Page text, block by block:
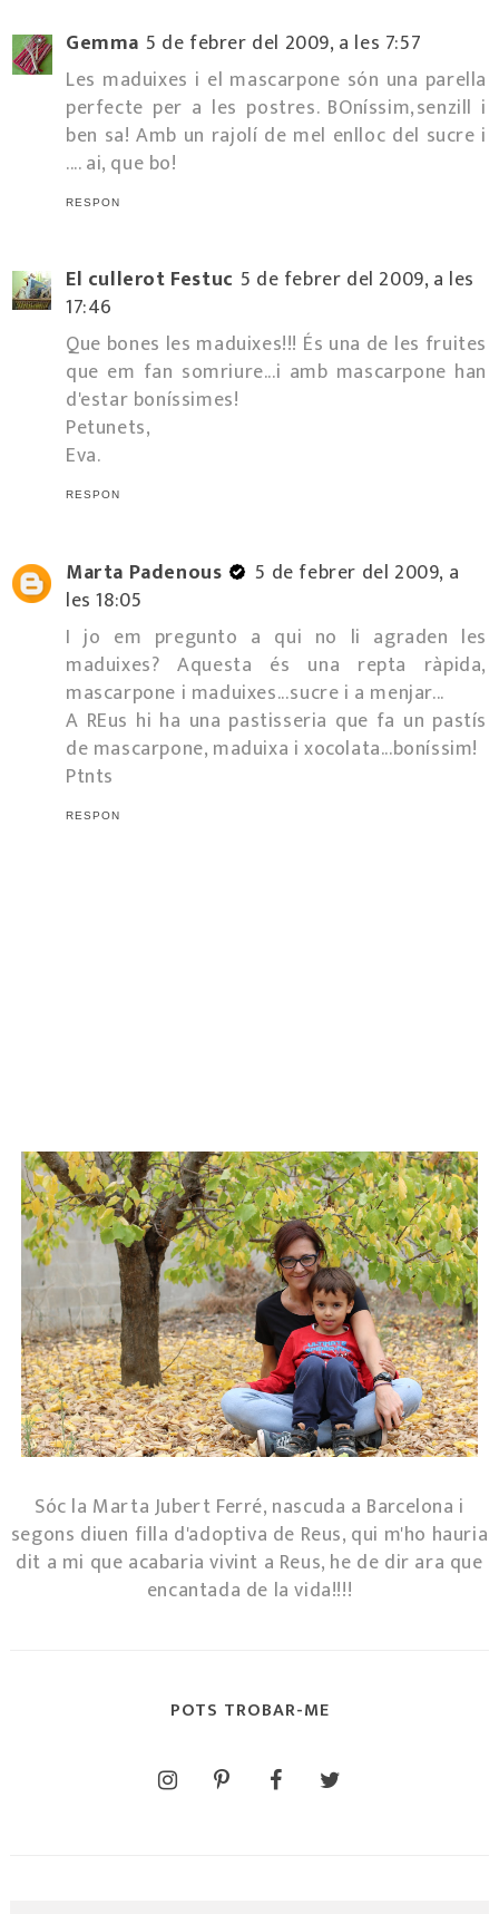
Gemma 5 de febrer del 2009, a les 7:57
Les maduixes i el mascarpone són una parella
perfecte per a les postres. BOníssim,senzill i
ben sa! Amb un rajolí de mel enlloc del sucre i
.... ai, que bo!
RESPON
El cullerot Festuc 5 de febrer del 2009, a les
17:46
Que bones les maduixes!!! És una de les fruites
que em fan somriure...i amb mascarpone han
d'estar boníssimes!
Petunets,
Eva.
RESPON
Marta Padenous
5 de febrer del 2009, a
les 18:05
I jo em pregunto a qui no li agraden les
maduixes? Aquesta és una repta ràpida,
mascarpone i maduixes...sucre i a menjar...
A REus hi ha una pastisseria que fa un pastís
de mascarpone, maduixa i xocolata...boníssim!
Ptnts
RESPON
Sóc la Marta Jubert Ferré, nascuda a Barcelona i
segons diuen filla d'adoptiva de Reus, qui m'ho hauria
dit a mi que acabaria vivint a Reus, he de dir ara que
encantada de la vida!!!!
POTS TROBAR-ME